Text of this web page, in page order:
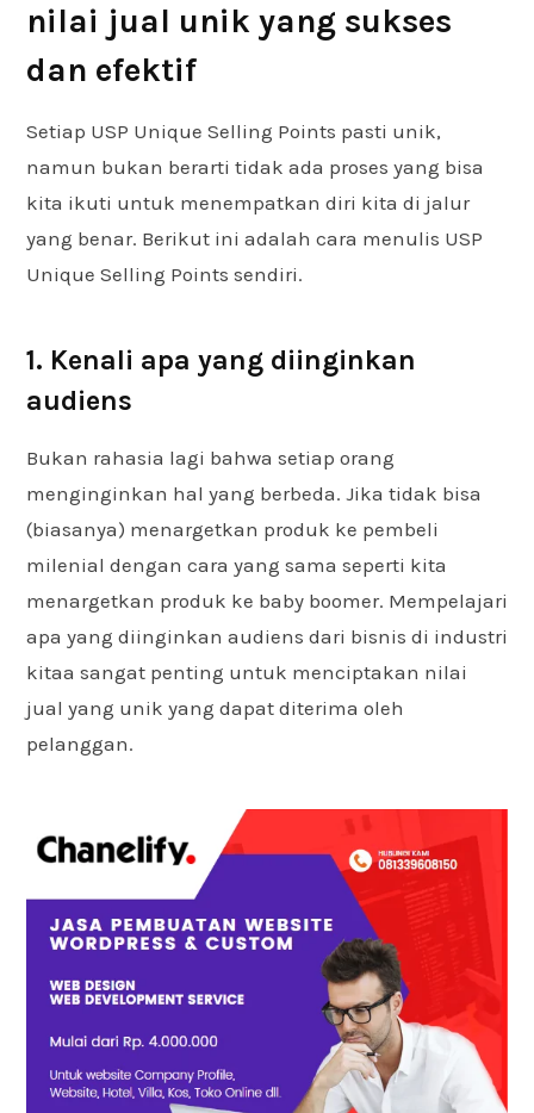
nilai jual unik yang sukses
dan efektif
Setiap USP Unique Selling Points pasti unik,
namun bukan berarti tidak ada proses yang bisa
kita ikuti untuk menempatkan diri kita di jalur
yang benar. Berikut ini adalah cara menulis USP
Unique Selling Points sendiri.
1. Kenali apa yang diinginkan
audiens
Bukan rahasia lagi bahwa setiap orang
menginginkan hal yang berbeda. Jika tidak bisa
(biasanya) menargetkan produk ke pembeli
milenial dengan cara yang sama seperti kita
menargetkan produk ke baby boomer. Mempelajari
apa yang diinginkan audiens dari bisnis di industri
kitaa sangat penting untuk menciptakan nilai
jual yang unik yang dapat diterima oleh
pelanggan.